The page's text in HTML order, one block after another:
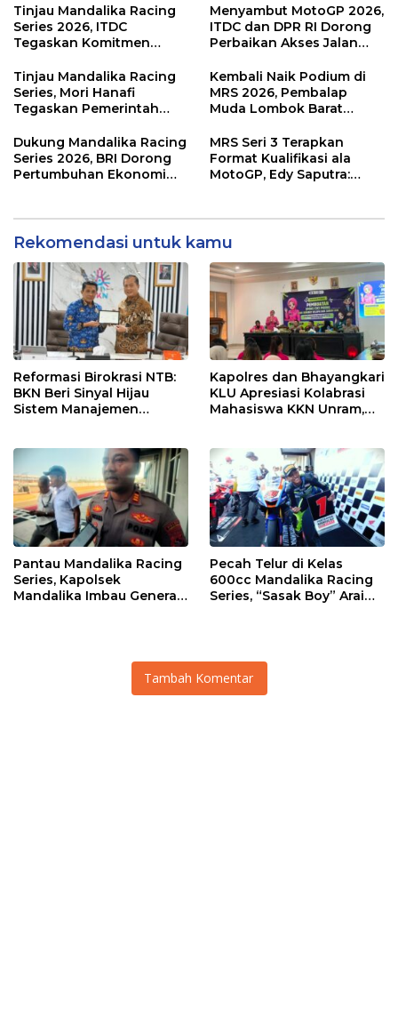
Sirkuit, Bukan Jalan Raya
Kemenangan
Tinjau Mandalika Racing
Series 2026, ITDC
Tegaskan Komitmen
Dampak Ekonomi
Kawasan
Menyambut MotoGP 2026,
ITDC dan DPR RI Dorong
Perbaikan Akses Jalan
di KEK Mandalika
Tinjau Mandalika Racing
Series, Mori Hanafi
Tegaskan Pemerintah
NTB
Kembali Naik Podium di
MRS 2026, Pembalap
Muda Lombok Barat
Menuju Tingkat Asia
Dukung Mandalika Racing
Series 2026, BRI Dorong
Pertumbuhan Ekonomi
MRS Seri 3 Terapkan
Format Kualifikasi ala
MotoGP, Edy Saputra:
Rekomendasi untuk kamu
Reformasi Birokrasi NTB:
BKN Beri Sinyal Hijau
Sistem Manajemen
Kapolres dan Bhayangkari
KLU Apresiasi Kolabrasi
Mahasiswa KKN Unram,
Pantau Mandalika Racing
Series, Kapolsek
Mandalika Imbau Generasi
Pecah Telur di Kelas
600cc Mandalika Racing
Series, “Sasak Boy” Arai
Tambah Komentar